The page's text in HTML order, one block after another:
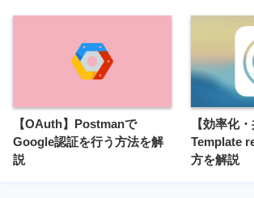
【OAuth】Postmanで
Google認証を行う方法を解
説
【効率化
Template
方を解説